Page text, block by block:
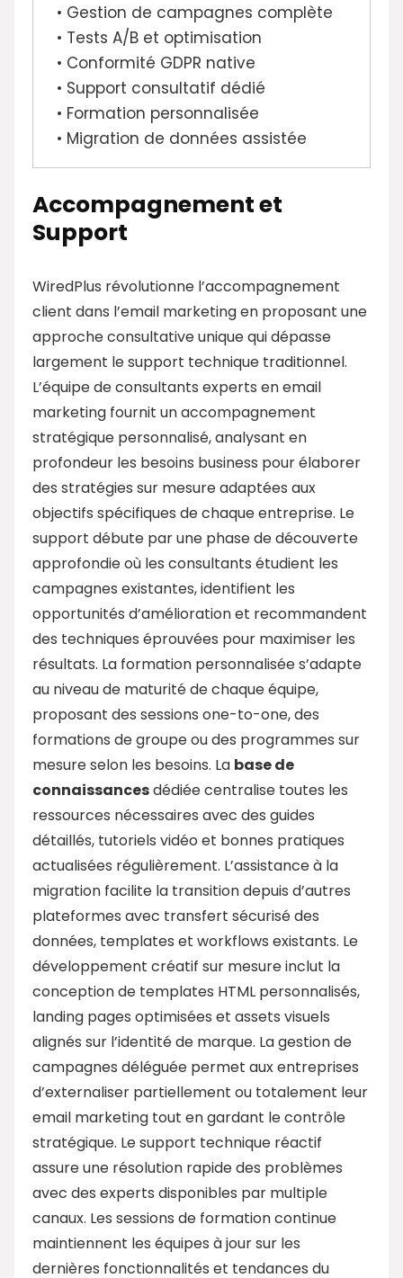
• Gestion de campagnes complète
• Tests A/B et optimisation
• Conformité GDPR native
• Support consultatif dédié
• Formation personnalisée
• Migration de données assistée
Accompagnement et
Support
WiredPlus révolutionne l’accompagnement
client dans l’email marketing en proposant une
approche consultative unique qui dépasse
largement le support technique traditionnel.
L’équipe de consultants experts en email
marketing fournit un accompagnement
stratégique personnalisé, analysant en
profondeur les besoins business pour élaborer
des stratégies sur mesure adaptées aux
objectifs spécifiques de chaque entreprise. Le
support débute par une phase de découverte
approfondie où les consultants étudient les
campagnes existantes, identifient les
opportunités d’amélioration et recommandent
des techniques éprouvées pour maximiser les
résultats. La formation personnalisée s’adapte
au niveau de maturité de chaque équipe,
proposant des sessions one-to-one, des
formations de groupe ou des programmes sur
mesure selon les besoins. La base de
connaissancesdédiée centralise toutes les
ressources nécessaires avec des guides
détaillés, tutoriels vidéo et bonnes pratiques
actualisées régulièrement. L’assistance à la
migration facilite la transition depuis d’autres
plateformes avec transfert sécurisé des
données, templates et workflows existants. Le
développement créatif sur mesure inclut la
conception de templates HTML personnalisés,
landing pages optimisées et assets visuels
alignés sur l’identité de marque. La gestion de
campagnes déléguée permet aux entreprises
d’externaliser partiellement ou totalement leur
email marketing tout en gardant le contrôle
stratégique. Le support technique réactif
assure une résolution rapide des problèmes
avec des experts disponibles par multiple
canaux. Les sessions de formation continue
maintiennent les équipes à jour sur les
dernières fonctionnalités et tendances du